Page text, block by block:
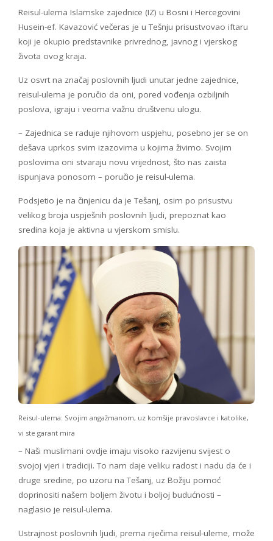
Reisul-ulema Islamske zajednice (IZ) u Bosni i Hercegovini
Husein-ef. Kavazović večeras je u Tešnju prisustvovao iftaru
koji je okupio predstavnike privrednog, javnog i vjerskog
života ovog kraja.
Uz osvrt na značaj poslovnih ljudi unutar jedne zajednice,
reisul-ulema je poručio da oni, pored vođenja ozbiljnih
poslova, igraju i veoma važnu društvenu ulogu.
– Zajednica se raduje njihovom uspjehu, posebno jer se on
dešava uprkos svim izazovima u kojima živimo. Svojim
poslovima oni stvaraju novu vrijednost, što nas zaista
ispunjava ponosom – poručio je reisul-ulema.
Podsjetio je na činjenicu da je Tešanj, osim po prisustvu
velikog broja uspješnih poslovnih ljudi, prepoznat kao
sredina koja je aktivna u vjerskom smislu.
Reisul-ulema: Svojim angažmanom, uz komšije pravoslavce i katolike,
vi ste garant mira
– Naši muslimani ovdje imaju visoko razvijenu svijest o
svojoj vjeri i tradiciji. To nam daje veliku radost i nadu da će i
druge sredine, po uzoru na Tešanj, uz Božiju pomoć
doprinositi našem boljem životu i boljoj budućnosti –
naglasio je reisul-ulema.
Ustrajnost poslovnih ljudi, prema riječima reisul-uleme, može